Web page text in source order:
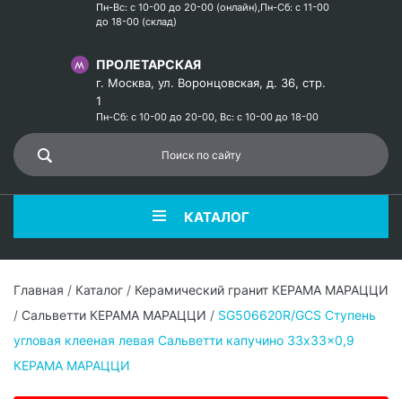
Пн-Вс: с 10-00 до 20-00 (онлайн),Пн-Сб: с 11-00
до 18-00 (склад)
ПРОЛЕТАРСКАЯ
г. Москва, ул. Воронцовская, д. 36, стр.
1
Пн-Сб: с 10-00 до 20-00, Вс: с 10-00 до 18-00
КАТАЛОГ
Главная / Каталог / Керамический гранит КЕРАМА МАРАЦЦИ
/ Сальветти КЕРАМА МАРАЦЦИ / SG506620R/GCS Ступень
угловая клееная левая Сальветти капучино 33x33x0,9
КЕРАМА МАРАЦЦИ